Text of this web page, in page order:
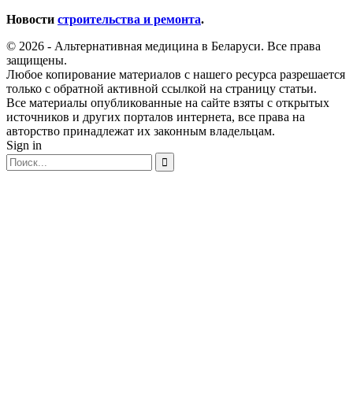
Новости строительства и ремонта.
© 2026 - Альтернативная медицина в Беларуси. Все права
защищены.
Любое копирование материалов с нашего ресурса разрешается
только с обратной активной ссылкой на страницу статьи.
Все материалы опубликованные на сайте взяты с открытых
источников и других порталов интернета, все права на
авторство принадлежат их законным владельцам.
Sign in